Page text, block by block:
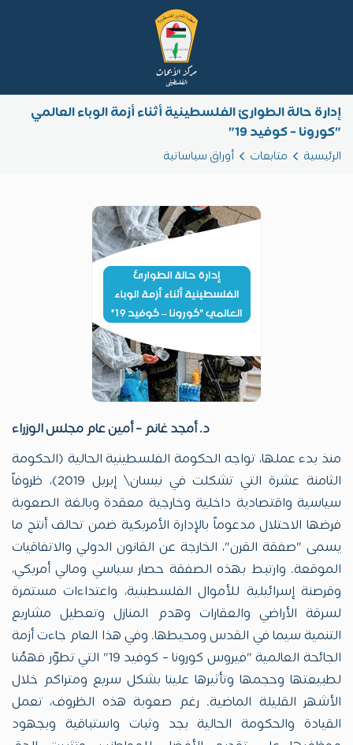
إدارة حالة الطوارئ الفلسطينية أثناء أزمة الوباء العالمي
"كورونا – كوفيد 19"
الرئيسية متابعات أوراق سياساتية
د. أمجد غانم – أمين عام مجلس الوزراء
منذ بدء عملها، تواجه الحكومة الفلسطينية الحالية (الحكومة
الثامنة عشرة التي تشكلت في نيسان\ إبريل 2019)، ظروفاً
سياسية واقتصادية داخلية وخارجية معقدة وبالغة الصعوبة
فرضها الاحتلال مدعوماً بالإدارة الأمريكية ضمن تحالف أنتج ما
يسمى "صفقة القرن"، الخارجة عن القانون الدولي والاتفاقيات
الموقعة. وارتبط بهذه الصفقة حصار سياسي ومالي أمريكي،
وقرصنة إسرائيلية للأموال الفلسطينية، واعتداءات مستمرة
لسرقة الأراضي والعقارات وهدم المنازل وتعطيل مشاريع
التنمية سيما في القدس ومحيطها. وفي هذا العام جاءت أزمة
الجائحة العالمية "فيروس كورونا – كوفيد 19" التي تطوّر فهمُنا
لطبيعتها وحجمها وتأثيرها علينا بشكل سريع ومتراكم خلال
الأشهر القليلة الماضية. رغم صعوبة هذه الظروف، تعمل
القيادة والحكومة الحالية بجد وثبات واستباقية وبجهود